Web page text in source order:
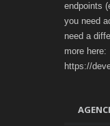
endpoints
you need
need a
more here:
https://